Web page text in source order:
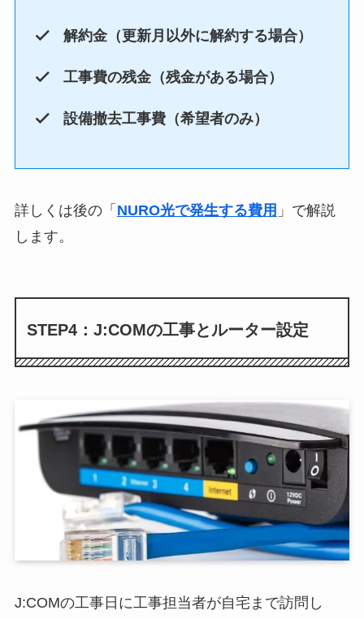
解約金（更新月以外に解約する場合）
工事費の残金（残金がある場合）
設備撤去工事費（希望者のみ）
詳しくは後の「 NURO光で発生する費用 」で解説
します。
STEP4：J:COMの工事とルーター設定
J:COMの工事日に工事担当者が自宅まで訪問し